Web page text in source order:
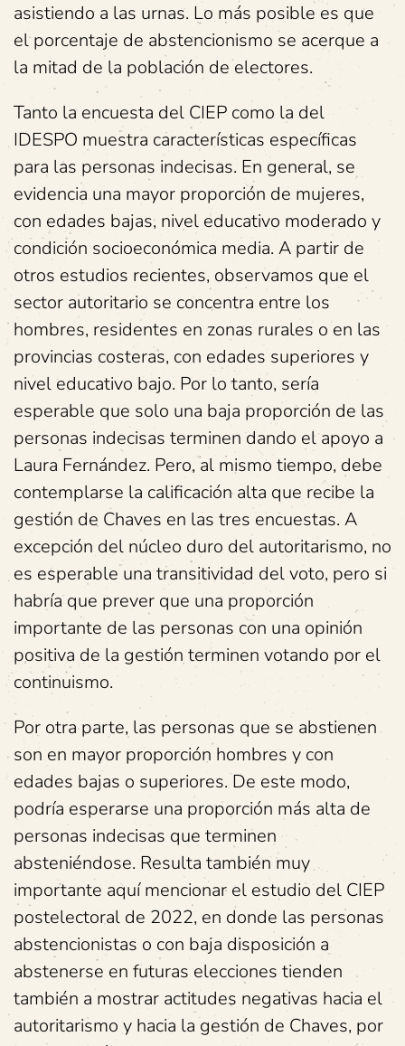
asistiendo a las urnas. Lo más posible es que
el porcentaje de abstencionismo se acerque a
la mitad de la población de electores.
Tanto la encuesta del CIEP como la del
IDESPO muestra características específicas
para las personas indecisas. En general, se
evidencia una mayor proporción de mujeres,
con edades bajas, nivel educativo moderado y
condición socioeconómica media. A partir de
otros estudios recientes, observamos que el
sector autoritario se concentra entre los
hombres, residentes en zonas rurales o en las
provincias costeras, con edades superiores y
nivel educativo bajo. Por lo tanto, sería
esperable que solo una baja proporción de las
personas indecisas terminen dando el apoyo a
Laura Fernández. Pero, al mismo tiempo, debe
contemplarse la calificación alta que recibe la
gestión de Chaves en las tres encuestas. A
excepción del núcleo duro del autoritarismo, no
es esperable una transitividad del voto, pero si
habría que prever que una proporción
importante de las personas con una opinión
positiva de la gestión terminen votando por el
continuismo.
Por otra parte, las personas que se abstienen
son en mayor proporción hombres y con
edades bajas o superiores. De este modo,
podría esperarse una proporción más alta de
personas indecisas que terminen
absteniéndose. Resulta también muy
importante aquí mencionar el estudio del CIEP
postelectoral de 2022, en donde las personas
abstencionistas o con baja disposición a
abstenerse en futuras elecciones tienden
también a mostrar actitudes negativas hacia el
autoritarismo y hacia la gestión de Chaves, por